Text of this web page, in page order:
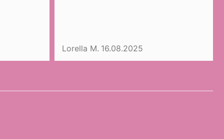
Lorella M. 16.08.2025